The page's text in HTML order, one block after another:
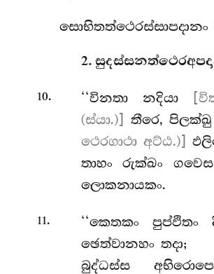
සොභිතත්ථෙරස්සාපදානං
2.
10. ‘‘විනතා නදියා
(ස්යා.)]
තීරෙ, පිලක්ඛු
ථෙරගාථා අට්ඨ.)]
තාහං රුක්ඛං
ලොකනායකං.
11.
‘‘කෙතකං පුප්ඵිතං
ඡෙත්වානහං තදා;
බුද්ධස්ස